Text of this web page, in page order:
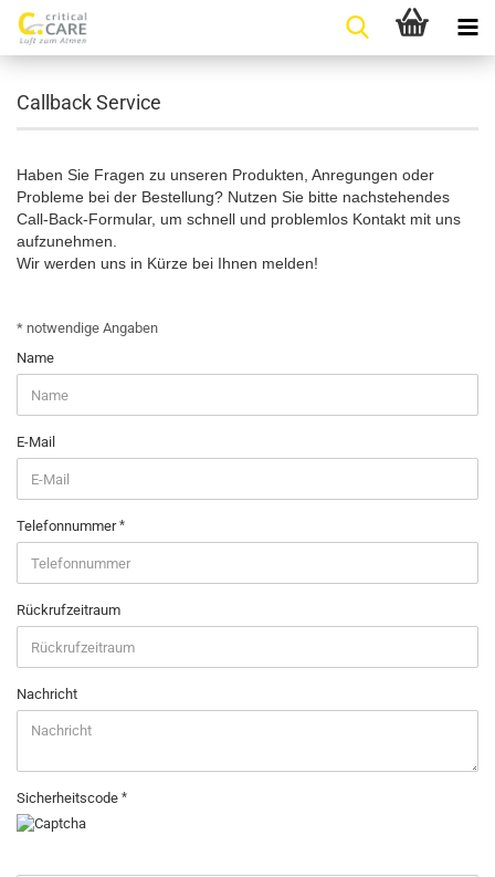
Callback Service
Haben Sie Fragen zu unseren Produkten, Anregungen oder
Probleme bei der Bestellung? Nutzen Sie bitte nachstehendes
Call-Back-Formular, um schnell und problemlos Kontakt mit uns
aufzunehmen.
Wir werden uns in Kürze bei Ihnen melden!
SERVICE
* notwendige Angaben
Name
E-Mail
Telefonnummer
Rückrufzeitraum
Nachricht
Sicherheitscode